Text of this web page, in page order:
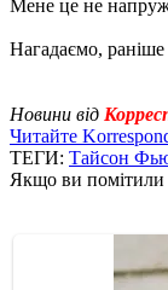
Мене це не
Нагадаємо,
Новини від
Читайте
ТЕГИ: Тайсон
Якщо ви помітили